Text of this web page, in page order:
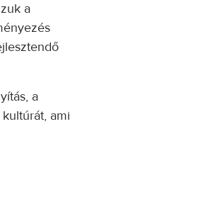
a
a
ami